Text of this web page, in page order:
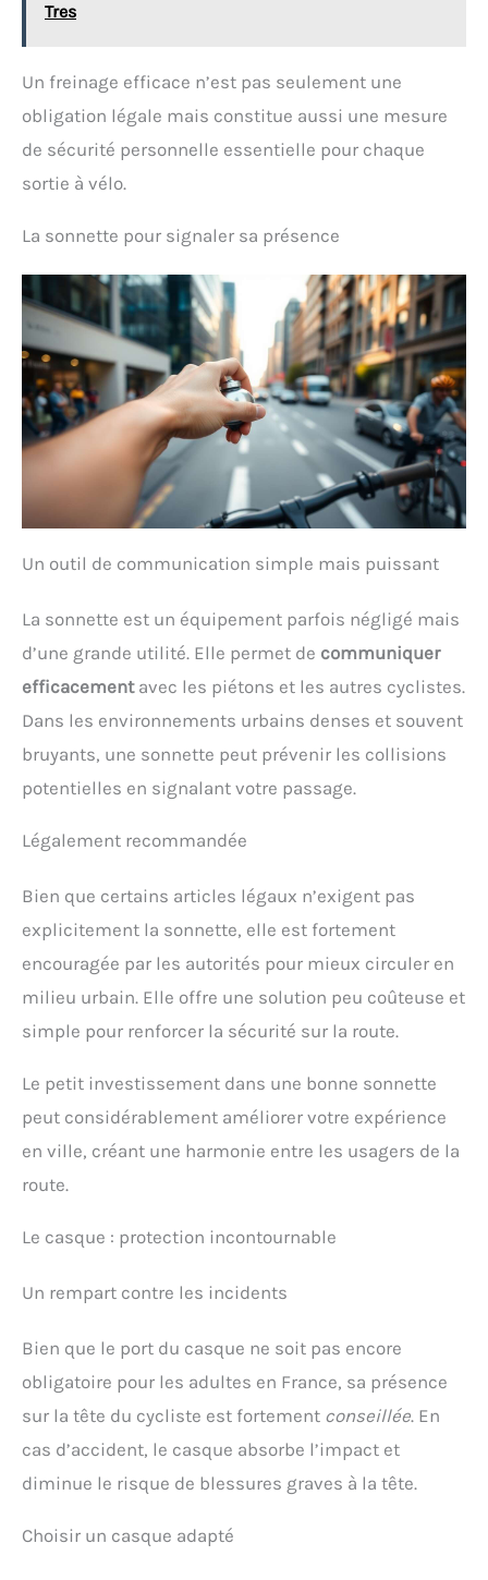
Tres
Un freinage efficace n’est pas seulement une
obligation légale mais constitue aussi une mesure
de sécurité personnelle essentielle pour chaque
sortie à vélo.
La sonnette pour signaler sa présence
Un outil de communication simple mais puissant
La sonnette est un équipement parfois négligé mais
d’une grande utilité. Elle permet de communiquer
efficacementavec les piétons et les autres cyclistes.
Dans les environnements urbains denses et souvent
bruyants, une sonnette peut prévenir les collisions
potentielles en signalant votre passage.
Légalement recommandée
Bien que certains articles légaux n’exigent pas
explicitement la sonnette, elle est fortement
encouragée par les autorités pour mieux circuler en
milieu urbain. Elle offre une solution peu coûteuse et
simple pour renforcer la sécurité sur la route.
Le petit investissement dans une bonne sonnette
peut considérablement améliorer votre expérience
en ville, créant une harmonie entre les usagers de la
route.
Le casque : protection incontournable
Un rempart contre les incidents
Bien que le port du casque ne soit pas encore
obligatoire pour les adultes en France, sa présence
sur la tête du cycliste est fortement conseillée. En
cas d’accident, le casque absorbe l’impact et
diminue le risque de blessures graves à la tête.
Choisir un casque adapté